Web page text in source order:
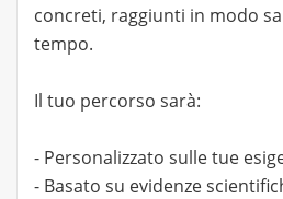
concreti, raggiunti in modo
tempo.
Il tuo percorso sarà:
- Personalizzato sulle tue
- Basato su evidenze